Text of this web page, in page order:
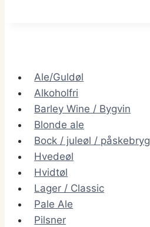
Ale/Guldøl
Alkoholfri
Barley Wine / Bygvin
Blonde ale
Bock / juleøl / påskebryg
Hvedeøl
Hvidtøl
Lager / Classic
Pale Ale
Pilsner